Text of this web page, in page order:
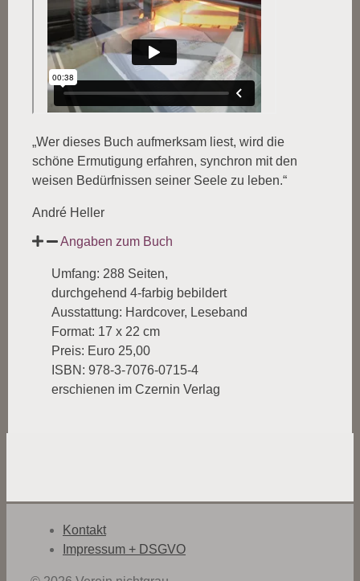
„Wer dieses Buch aufmerksam liest, wird die
schöne Ermutigung erfahren, synchron mit den
weisen Bedürfnissen seiner Seele zu leben.“
André Heller
Angaben zum Buch
Umfang: 288 Seiten,
durchgehend 4-farbig bebildert
Ausstattung: Hardcover, Leseband
Format: 17 x 22 cm
Preis: Euro 25,00
ISBN: 978-3-7076-0715-4
erschienen im Czernin Verlag
Kontakt
Impressum + DSGVO